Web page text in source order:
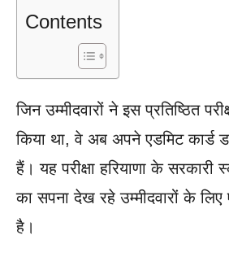
Contents
जिन उम्मीदवारों ने इस प्रतिष्ठित
किया था, वे अब अपने एडमिट कार्ड
हैं। यह परीक्षा हरियाणा के सरकारी
का सपना देख रहे उम्मीदवारों के
है।